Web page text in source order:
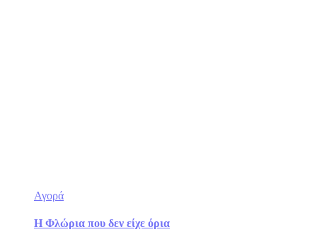
Αγορά
Η Φλώρια που δεν είχε όρια